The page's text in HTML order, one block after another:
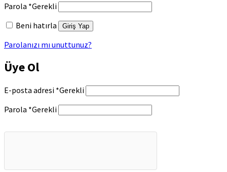
Parola *Gerekli
Beni hatırla
Giriş Yap
Parolanızı mı unuttunuz?
Üye Ol
E-posta adresi *Gerekli
Parola *Gerekli